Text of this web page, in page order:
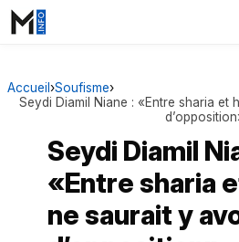
Accueil ›Soufisme›
Seydi Diamil Niane : «Entre sharia et
Seydi Diamil
«Entre sharia
ne saurait y